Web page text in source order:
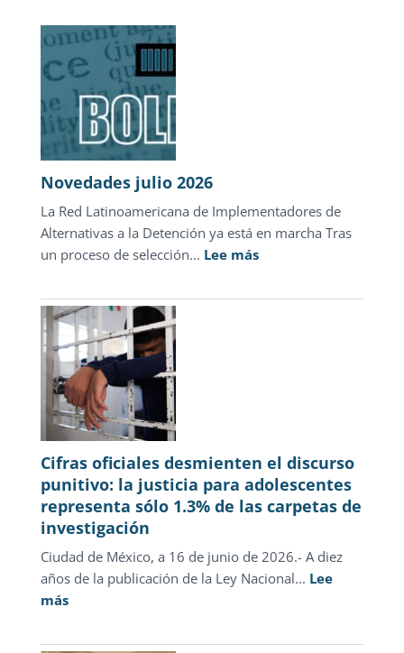
Novedades julio 2026
La Red Latinoamericana de Implementadores de
Alternativas a la Detención ya está en marcha Tras
un proceso de selección... Lee más:
julio
Cifras oficiales desmienten el discurso
punitivo: la justicia para adolescentes
representa sólo 1.3% de las carpetas de
investigación
Ciudad de México, a 16 de junio de 2026.- A diez
años de la publicación de la Ley Nacional... Lee
más:
oficiales